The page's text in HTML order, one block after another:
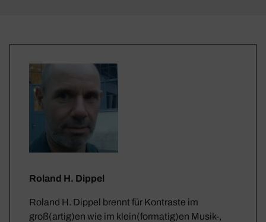
Roland H. Dippel
Roland H. Dippel brennt für Kontraste im
groß(artig)en wie im klein(formatig)en Musik-,